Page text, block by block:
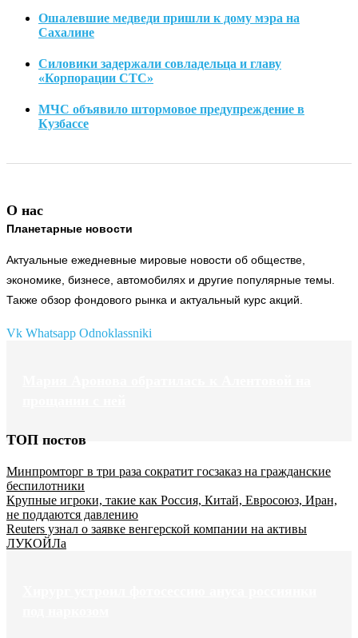
Ошалевшие медведи пришли к дому мэра на
Сахалине
Силовики задержали совладельца и главу
«Корпорации СТС»
МЧС объявило штормовое предупреждение в
Кузбассе
О нас
Планетарные новости
Актуальные ежедневные мировые новости об обществе,
экономике, бизнесе, автомобилях и другие популярные темы.
Также обзор фондового рынка и актуальный курс акций.
Vk Whatsapp Odnoklassniki
ТОП постов
Минпромторг в три раза сократит госзаказ на гражданские
беспилотники
Крупные игроки, такие как Россия, Китай, Евросоюз, Иран,
не поддаются давлению
Reuters узнал о заявке венгерской компании на активы
ЛУКОЙЛа